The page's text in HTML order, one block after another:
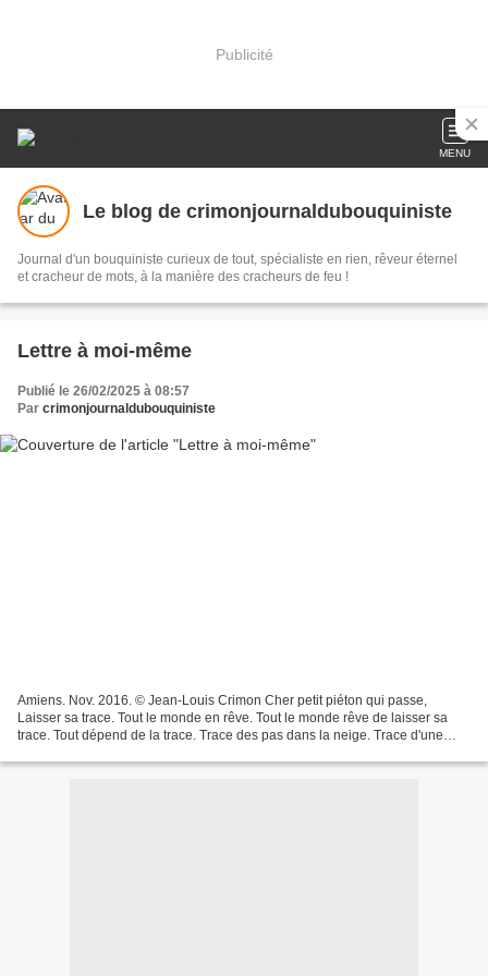
Publicité
MENU
Le blog de crimonjournaldubouquiniste
Journal d'un bouquiniste curieux de tout, spécialiste en rien, rêveur éternel
et cracheur de mots, à la manière des cracheurs de feu !
Lettre à moi-même
Publié le 26/02/2025 à 08:57
Par crimonjournaldubouquiniste
Amiens. Nov. 2016. © Jean-Louis Crimon Cher petit piéton qui passe,
Laisser sa trace. Tout le monde en rêve. Tout le monde rêve de laisser sa
trace. Tout dépend de la trace. Trace des pas dans la neige. Trace d'une